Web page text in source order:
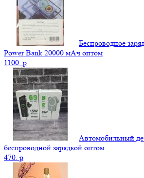
Беспроводное
Power Bank 20000 мАч оптом
1100. p
Автомобильный
беспроводной зарядкой оптом
470. p